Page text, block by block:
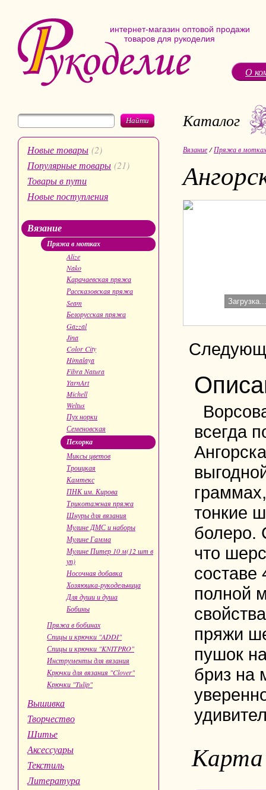
интернет-магазин оптовой продажи
товаров для рукоделия
О
Найти
Новые товары (2)
Популярные товары (21)
Товары в пути
Новые поступления
Вязание
Пряжа в мотках
Alize
Nako
Карачаевская пряжа
Рассказовская пряжа
Seam
Белорусская пряжа
Gazzal
Jina
Color City
Himalaya
Fibra Natura
YarnArt
Michell
Weltus
Пух норки
Семеновская
Пехорка
Миксы цветов
Троицкая
Камтекс
ПНК им. Кирова
Трикотажная пряжа
Шнуры для вязания
Мулине ДМС и наборы
Мулине Гамма
Мулине Питер 10 м(12 шт в
уп)
Носочная добавка
Хозяюшка-рукодельница
Для души и душа
Бобины
Пряжа в бобинах
Спицы и крючки "ADDI"
Спицы и крючки "KNITPRO"
Инструменты для вязания
Крючки для вязания "Clover"
Крючки "Tulip"
Вышивка
Творчество
Шитье
Аксессуары
Текстиль
Литература
Каталог
Вязание /Пряжа в мотках
всегда
тонкие
болеро.
что
составе
полной
пряжи
пушок
бриз на
Карта